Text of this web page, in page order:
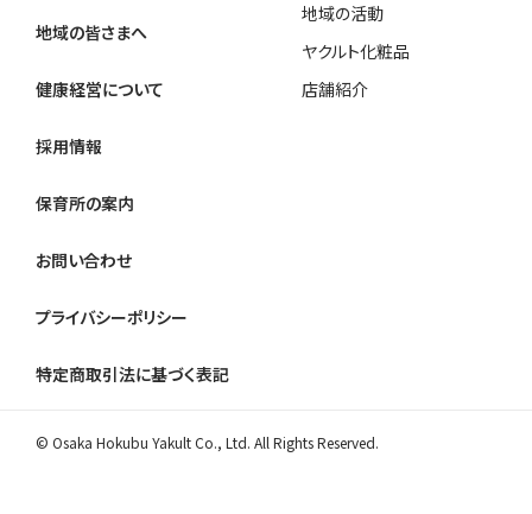
地域の皆さまへ
健康経営について
地域の活動
ヤクルト化粧品
店舗紹介
採用情報
保育所の案内
お問い合わせ
プライバシーポリシー
特定商取引法に基づく表記
© Osaka Hokubu Yakult Co., Ltd. All Rights Reserved.